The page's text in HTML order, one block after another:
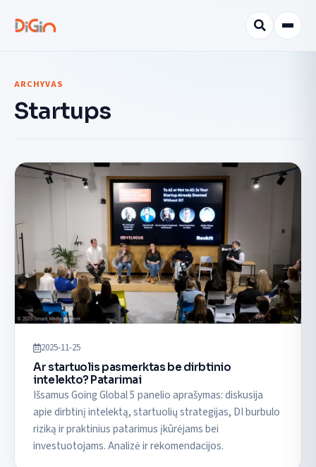
ARCHYVAS
Startups
2025-11-25
Ar startuolis pasmerktas be dirbtinio
intelekto? Patarimai
Išsamus Going Global 5 panelio aprašymas: diskusija
apie dirbtinį intelektą, startuolių strategijas, DI burbulo
riziką ir praktinius patarimus įkūrėjams bei
investuotojams. Analizė ir rekomendacijos.